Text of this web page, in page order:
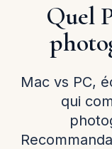
Quel
Mac vs PC,
qui